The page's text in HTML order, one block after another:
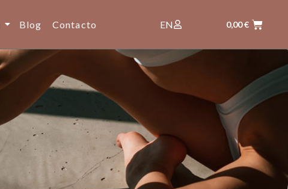
Blog Contacto EN 0,00€